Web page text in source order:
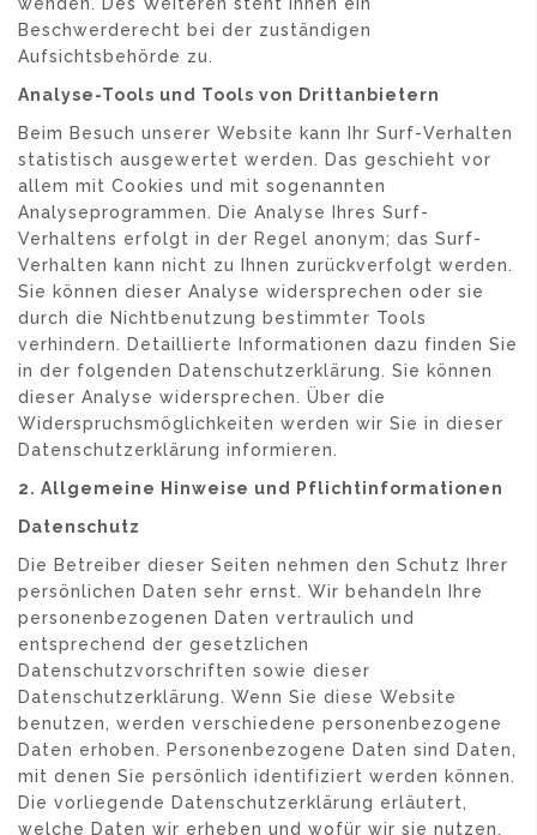
Beschwerderecht bei der zuständigen
Aufsichtsbehörde zu.
Analyse-Tools und Tools von Drittanbietern
Beim Besuch unserer Website kann Ihr Surf-Verhalten
statistisch ausgewertet werden. Das geschieht vor
allem mit Cookies und mit sogenannten
Analyseprogrammen. Die Analyse Ihres Surf-
Verhaltens erfolgt in der Regel anonym; das Surf-
Verhalten kann nicht zu Ihnen zurückverfolgt werden.
Sie können dieser Analyse widersprechen oder sie
durch die Nichtbenutzung bestimmter Tools
verhindern. Detaillierte Informationen dazu finden Sie
in der folgenden Datenschutzerklärung. Sie können
dieser Analyse widersprechen. Über die
Widerspruchsmöglichkeiten werden wir Sie in dieser
Datenschutzerklärung informieren.
2. Allgemeine Hinweise und Pflichtinformationen
Datenschutz
Die Betreiber dieser Seiten nehmen den Schutz Ihrer
persönlichen Daten sehr ernst. Wir behandeln Ihre
personenbezogenen Daten vertraulich und
entsprechend der gesetzlichen
Datenschutzvorschriften sowie dieser
Datenschutzerklärung. Wenn Sie diese Website
benutzen, werden verschiedene personenbezogene
Daten erhoben. Personenbezogene Daten sind Daten,
mit denen Sie persönlich identifiziert werden können.
Die vorliegende Datenschutzerklärung erläutert,
welche Daten wir erheben und wofür wir sie nutzen.